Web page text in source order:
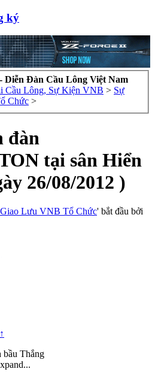
ký
Đàn Cầu Lông Việt Nam
Cầu Lông, Sự Kiện VNB > Sự
Chức >
đàn
tại sân Hiển
26/08/2012 )
Lưu VNB Tổ Chức' bắt đầu bởi
↑
bầu Thắng